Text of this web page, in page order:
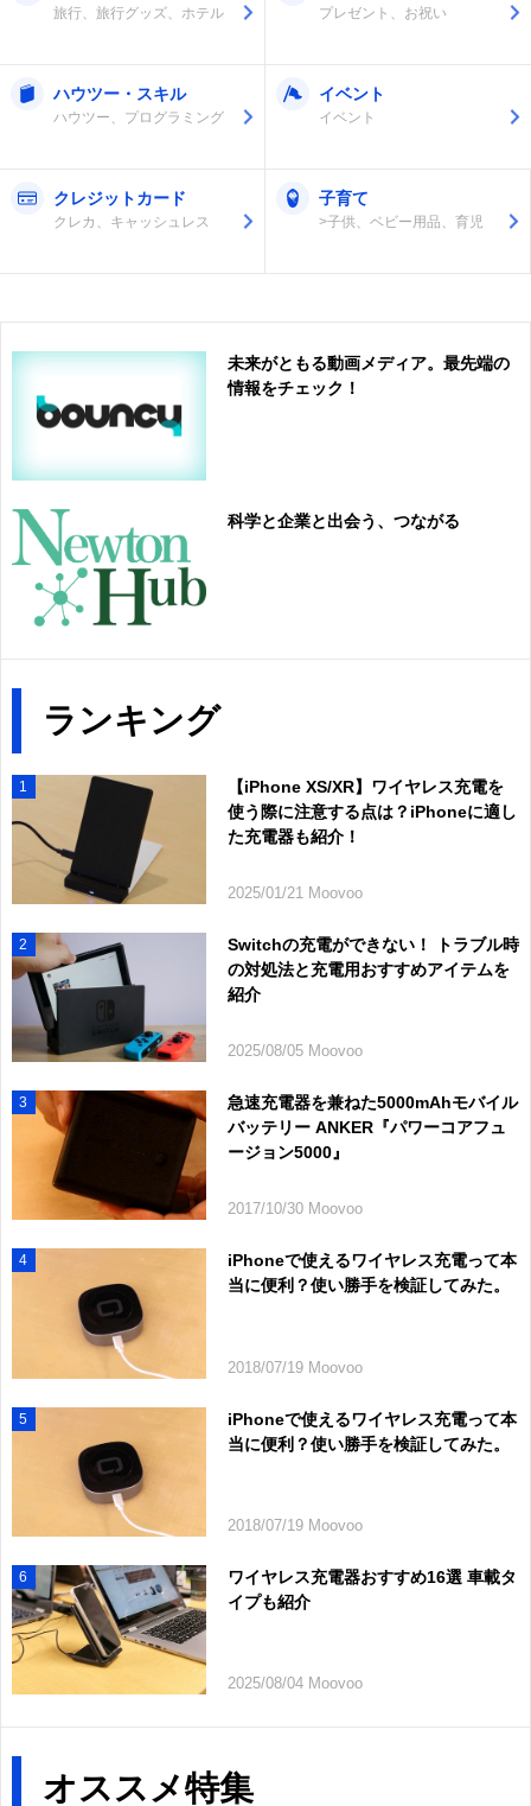
旅行、旅行グッズ、ホテル プレゼント、お祝い
ハウツー・スキル
ハウツー、プログラミング
イベント
イベント
クレジットカード
クレカ、キャッシュレス
子育て
>子供、ベビー用品、育児
未来がともる動画メディア。最先端の
情報をチェック！
科学と企業と出会う、つながる
ランキング
1
【iPhone XS/XR】ワイヤレス充電を
使う際に注意する点は？iPhoneに適し
た充電器も紹介！
2025/01/21 Moovoo
2
Switchの充電ができない！ トラブル時
の対処法と充電用おすすめアイテムを
紹介
2025/08/05 Moovoo
3
急速充電器を兼ねた5000mAhモバイル
バッテリー ANKER『パワーコアフュ
ージョン5000』
2017/10/30 Moovoo
4
iPhoneで使えるワイヤレス充電って本
当に便利？使い勝手を検証してみた。
2018/07/19 Moovoo
5
iPhoneで使えるワイヤレス充電って本
当に便利？使い勝手を検証してみた。
2018/07/19 Moovoo
6
ワイヤレス充電器おすすめ16選 車載タ
イプも紹介
2025/08/04 Moovoo
オススメ特集